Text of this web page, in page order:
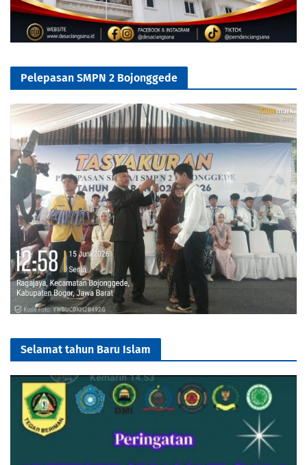
Pelepasan SMPN 2 Bojonggede
Selamat tahun Baru Islam